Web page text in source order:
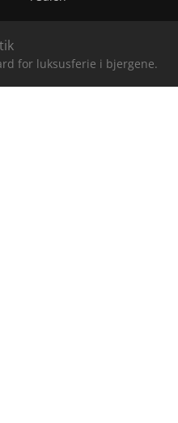
for luksusferie i bjergene.